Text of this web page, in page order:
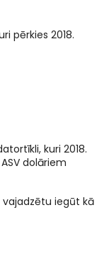
pērkies 2018.
kuri 2018.
dolāriem
iegūt kā